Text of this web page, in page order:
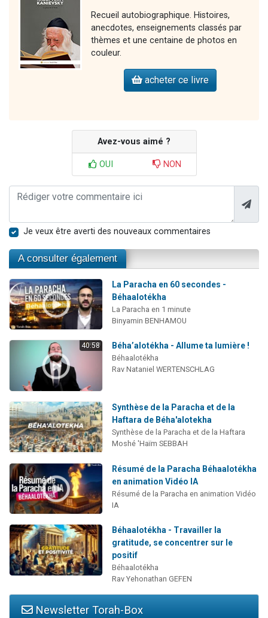
Recueil autobiographique. Histoires,
anecdotes, enseignements classés par
thèmes et une centaine de photos en
couleur.
acheter ce livre
Avez-vous aimé ?
OUI NON
Je veux être averti des nouveaux commentaires
A consulter également
La Paracha en 60 secondes -
Béhaalotékha
La Paracha en 1 minute
Binyamin BENHAMOU
40:58 Béha’alotékha - Allume ta lumière !
Béhaalotékha
Rav Nataniel WERTENSCHLAG
Synthèse de la Paracha et de la
Haftara de Béha'alotekha
Synthèse de la Paracha et de la Haftara
Moshé 'Haïm SEBBAH
Résumé de la Paracha Béhaalotékha
en animation Vidéo IA
Résumé de la Paracha en animation Vidéo
IA
Béhaalotékha - Travailler la
gratitude, se concentrer sur le
positif
Béhaalotékha
Rav Yehonathan GEFEN
Newsletter Torah-Box